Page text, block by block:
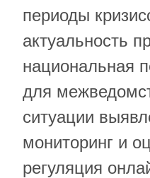
периоды
актуальность
национальная
для
ситуации
мониторинг и
регуляция